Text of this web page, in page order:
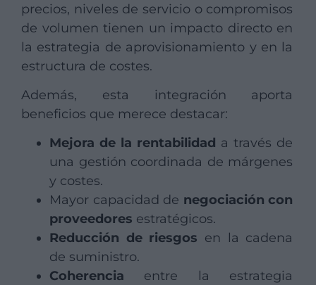
precios, niveles de servicio o compromisos
de volumen tienen un impacto directo en
la estrategia de aprovisionamiento y en la
estructura de costes.
Además, esta integración aporta
beneficios que merece destacar:
Mejora de la rentabilidad a través de
una gestión coordinada de márgenes
y costes.
Mayor capacidad de negociación con
proveedores estratégicos.
Reducción de riesgos en la cadena
de suministro.
Coherencia entre la estrategia